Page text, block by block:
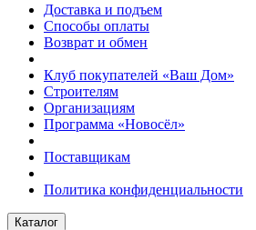
Доставка и подъем
Способы оплаты
Возврат и обмен
Клуб покупателей «Ваш Дом»
Строителям
Организациям
Программа «Новосёл»
Поставщикам
Политика конфиденциальности
Каталог